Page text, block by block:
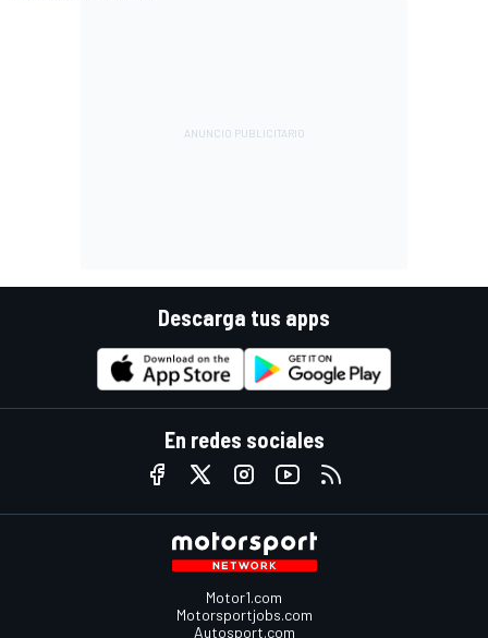
Descarga tus apps
En redes sociales
Motor1.com
Motorsportjobs.com
Autosport.com